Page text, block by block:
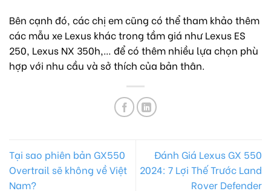
Bên cạnh đó, các chị em cũng có thể tham khảo thêm
các mẫu xe Lexus khác trong tầm giá như Lexus ES
250, Lexus NX 350h,… để có thêm nhiều lựa chọn phù
hợp với nhu cầu và sở thích của bản thân.
Tại sao phiên bản GX550
Overtrail sẽ không về Việt
Nam?
Đánh Giá Lexus GX 550
2024: 7 Lợi Thế Trước Land
Rover Defender